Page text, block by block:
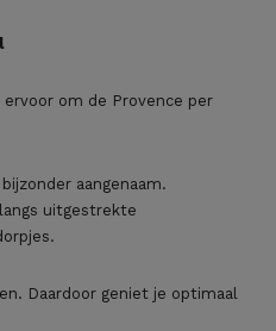
om de Provence per
aangenaam.
uitgestrekte
Daardoor geniet je optimaal